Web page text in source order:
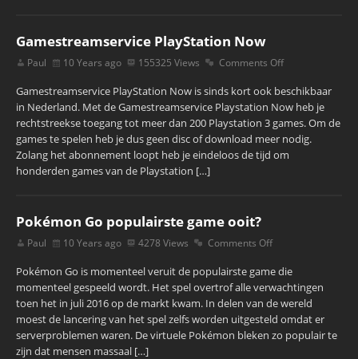
Gamestreamservice PlayStation Now
Paul 10 Years ago 155325 Views Comments Off
Gamestreamservice PlayStation Now is sinds kort ook beschikbaar
in Nederland. Met de Gamestreamservice Playstation Now heb je
rechtstreekse toegang tot meer dan 200 Playstation 3 games. Om de
games te spelen heb je dus geen disc of download meer nodig.
Zolang het abonnement loopt heb je eindeloos de tijd om
honderden games van de Playstation […]
Pokémon Go populairste game ooit?
Paul 10 Years ago 4278 Views Comments Off
Pokémon Go is momenteel veruit de populairste game die
momenteel gespeeld wordt. Het spel overtrof alle verwachtingen
toen het in juli 2016 op de markt kwam. In delen van de wereld
moest de lancering van het spel zelfs worden uitgesteld omdat er
serverproblemen waren. De virtuele Pokémon bleken zo populair te
zijn dat mensen massaal […]